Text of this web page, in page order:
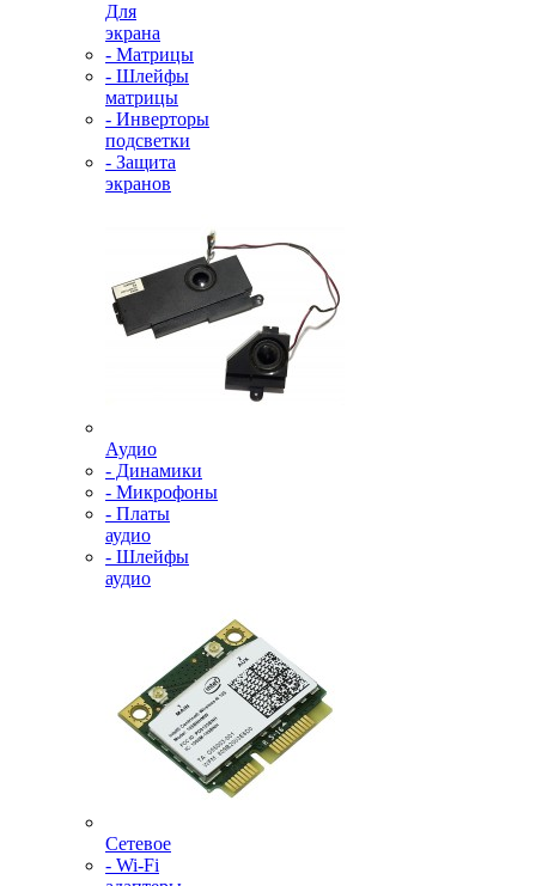
Для
экрана
- Матрицы
- Шлейфы
матрицы
- Инверторы
подсветки
- Защита
экранов
Аудио
- Динамики
- Микрофоны
- Платы
аудио
- Шлейфы
аудио
Сетевое
- Wi-Fi